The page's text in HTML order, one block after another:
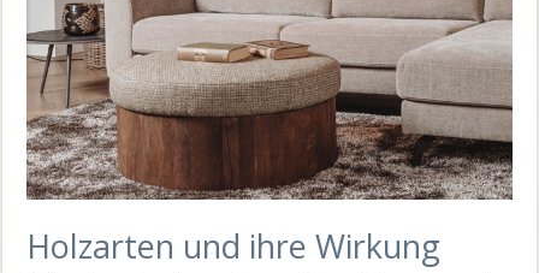
Holzarten und ihre Wirkung